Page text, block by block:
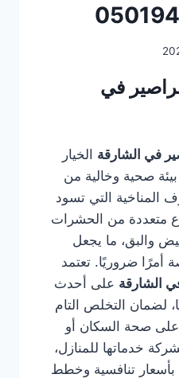
في
في الشارقة الخيار
صحية وخالية من
التي تسود
متعددة من الحشرات
والبق، ما يجعل
ضروريًا. تعتمد
الشارقة على أحدث
لضمان التخلص التام
على صحة السكان أو
خدماتها للمنازل،
بأسعار تنافسية وخطط